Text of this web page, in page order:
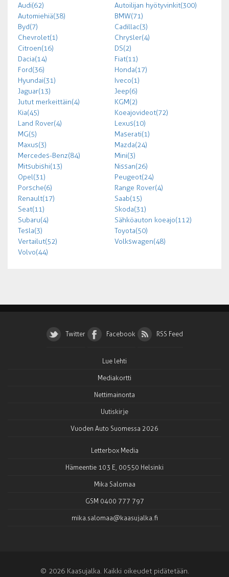
Audi (62)
Autoilijan hyötyvinkit (300)
Automiehiä (38)
BMW (71)
Byd (7)
Cadillac (3)
Chevrolet (1)
Chrysler (4)
Citroen (16)
DS (2)
Dacia (14)
Fiat (11)
Ford (36)
Honda (17)
Hyundai (31)
Iveco (1)
Jaguar (13)
Jeep (6)
Jutut merkeittäin (4)
KGM (2)
Kia (45)
Koeajovideot (72)
Land Rover (4)
Lexus (10)
MG (5)
Maserati (1)
Maxus (3)
Mazda (24)
Mercedes-Benz (84)
Mini (3)
Mitsubishi (13)
Nissan (26)
Opel (31)
Peugeot (24)
Porsche (6)
Range Rover (4)
Renault (17)
Saab (15)
Seat (11)
Skoda (31)
Subaru (4)
Sähköauton koeajo (112)
Tesla (3)
Toyota (50)
Vertailut (52)
Volkswagen (48)
Volvo (44)
Twitter Facebook RSS Feed
Lue lehti
Mediakortti
Nettimainonta
Uutiskirje
Vuoden Auto Suomessa 2026
Letterbox Media
Hämeentie 103 E, 00550 Helsinki
Mika Salomaa
GSM 0400 777 797
mika.salomaa@kaasujalka.fi
© 2026 Kaasujalka. Kaikki oikeudet pidätetään.